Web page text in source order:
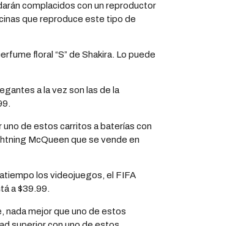
complacidos con un reproductor
que reproduce este tipo de
floral “S” de Shakira. Lo puede
a la vez son las de la
uno de estos carritos a baterías con
McQueen que se vende en
los videojuegos, el FIFA
a $39.99.
nada mejor que uno de estos